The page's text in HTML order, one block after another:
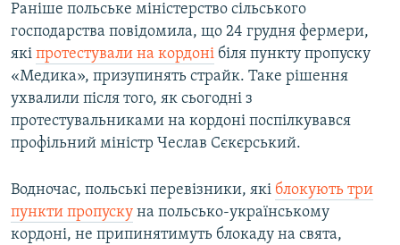
Раніше польське міністерство сільського
господарства повідомила, що 24 грудня фермери,
які протестували на кордоні біля пункту пропуску
«Медика», призупинять страйк. Таке рішення
ухвалили після того, як сьогодні з
протестувальниками на кордоні поспілкувався
профільний міністр Чеслав Сєкєрський.
Водночас, польські перевізники, які блокують три
пункти пропуску на польсько-українському
кордоні, не припинятимуть блокаду на свята,